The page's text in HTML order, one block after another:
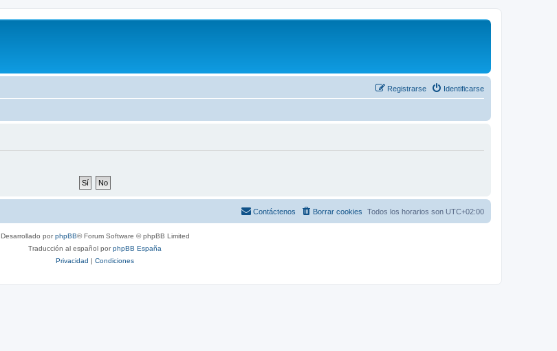
Identificarse
Registrarse
Todos los horarios son UTC+02:00
Borrar cookies
Contáctenos
Desarrollado porphpBB® Forum Software © phpBB Limited
Traducción al español porphpBB España
Privacidad | Condiciones